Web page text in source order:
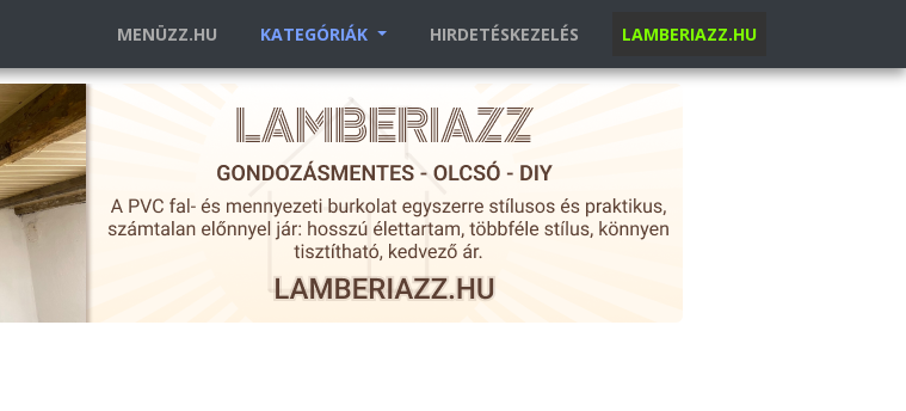
MENÜZZ.HU KATEGÓRIÁK HIRDETÉSKEZELÉS LAMBERIAZZ.HU